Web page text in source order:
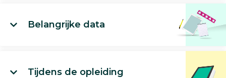
Belangrijke data
Tijdens de opleiding